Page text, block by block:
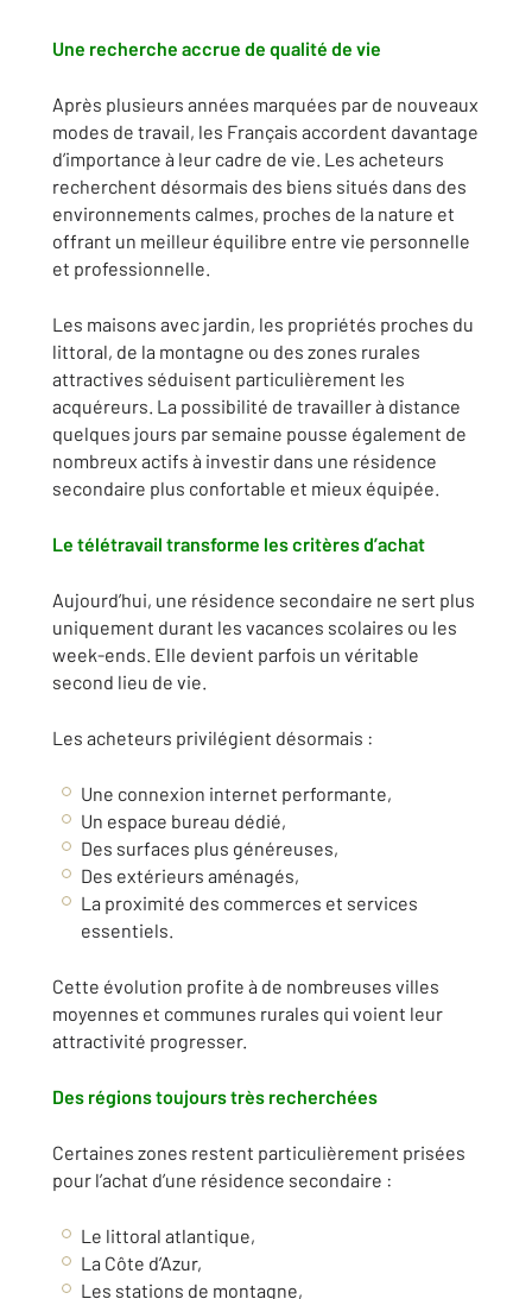
Une recherche accrue de qualité de vie
Après plusieurs années marquées par de nouveaux
modes de travail, les Français accordent davantage
d’importance à leur cadre de vie. Les acheteurs
recherchent désormais des biens situés dans des
environnements calmes, proches de la nature et
offrant un meilleur équilibre entre vie personnelle
et professionnelle.
Les maisons avec jardin, les propriétés proches du
littoral, de la montagne ou des zones rurales
attractives séduisent particulièrement les
acquéreurs. La possibilité de travailler à distance
quelques jours par semaine pousse également de
nombreux actifs à investir dans une résidence
secondaire plus confortable et mieux équipée.
Le télétravail transforme les critères d’achat
Aujourd’hui, une résidence secondaire ne sert plus
uniquement durant les vacances scolaires ou les
week-ends. Elle devient parfois un véritable
second lieu de vie.
Les acheteurs privilégient désormais :
Une connexion internet performante,
Un espace bureau dédié,
Des surfaces plus généreuses,
Des extérieurs aménagés,
La proximité des commerces et services
essentiels.
Cette évolution profite à de nombreuses villes
moyennes et communes rurales qui voient leur
attractivité progresser.
Des régions toujours très recherchées
Certaines zones restent particulièrement prisées
pour l’achat d’une résidence secondaire :
Le littoral atlantique,
La Côte d’Azur,
Les stations de montagne,